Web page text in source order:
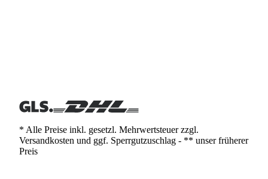
* Alle Preise inkl. gesetzl. Mehrwertsteuer zzgl.
Versandkosten und ggf. Sperrgutzuschlag - ** unser früherer
Preis